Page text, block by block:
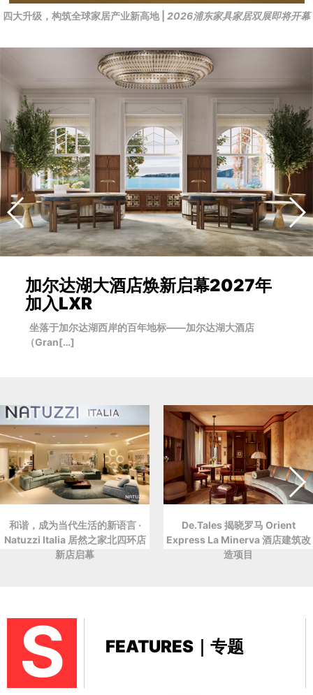
四大升级，构筑全球家居产业新高地 | 2026浦东家具家居双展即将开幕
加尔达湖大酒店焕新启幕2027年
加入LXR
坐落于加尔达湖西岸的百年地标——加尔达湖大酒店
（Gran[…]
和谐，成为当代生活的新语言 ·
Natuzzi Italia 居然之家北四环店
新店启幕
De.Tales 揭晓罗马 Orient
Express La Minerva 酒店建筑改
造项目
S FEATURES｜专题